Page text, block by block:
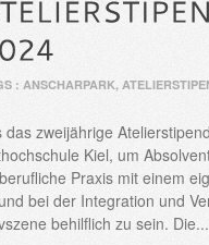
: ANSCHARPARK,
das zweijährige
Kiel, um
Praxis mit einem
bei der Integration und
behilflich zu sein. Die...